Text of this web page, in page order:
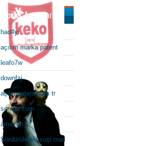
Popüler Aramalar
had4yi
açılım marka patent
leafo7w
downfzj
açilimpatent com tr
semalt com
amazon
Sürdürülebilir suşi mail